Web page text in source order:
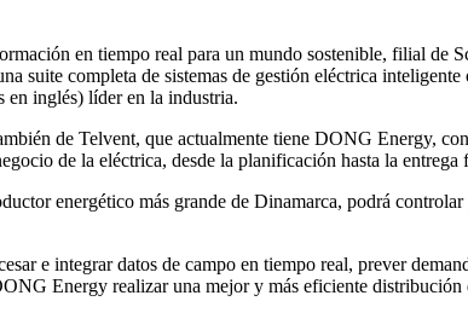
en tiempo real para un mundo sostenible, filial de
suite completa de sistemas de gestión eléctrica inteligente
en inglés) líder en la industria.
de Telvent, que actualmente tiene DONG Energy,
de la eléctrica, desde la planificación hasta la entrega
energético más grande de Dinamarca, podrá
e integrar datos de campo en tiempo real, prever
Energy realizar una mejor y más eficiente distribución